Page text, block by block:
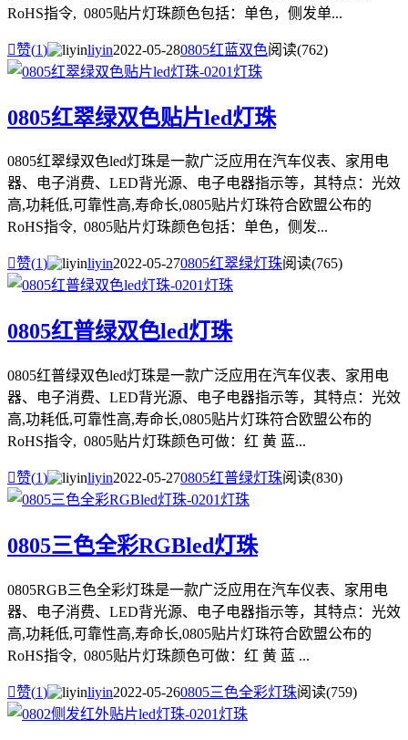
RoHS指令, 0805贴片灯珠颜色包括：单色，侧发单...
赞(1) liyin2022-05-280805红蓝双色阅读(762)
0805红翠绿双色贴片led灯珠
0805红翠绿双色led灯珠是一款广泛应用在汽车仪表、家用电
器、电子消费、LED背光源、电子电器指示等，其特点：光效
高,功耗低,可靠性高,寿命长,0805贴片灯珠符合欧盟公布的
RoHS指令, 0805贴片灯珠颜色包括：单色，侧发...
赞(1) liyin2022-05-270805红翠绿灯珠阅读(765)
0805红普绿双色led灯珠
0805红普绿双色led灯珠是一款广泛应用在汽车仪表、家用电
器、电子消费、LED背光源、电子电器指示等，其特点：光效
高,功耗低,可靠性高,寿命长,0805贴片灯珠符合欧盟公布的
RoHS指令, 0805贴片灯珠颜色可做：红 黄 蓝...
赞(1) liyin2022-05-270805红普绿灯珠阅读(830)
0805三色全彩RGBled灯珠
0805RGB三色全彩灯珠是一款广泛应用在汽车仪表、家用电
器、电子消费、LED背光源、电子电器指示等，其特点：光效
高,功耗低,可靠性高,寿命长,0805贴片灯珠符合欧盟公布的
RoHS指令, 0805贴片灯珠颜色可做：红 黄 蓝 ...
赞(1) liyin2022-05-260805三色全彩灯珠阅读(759)